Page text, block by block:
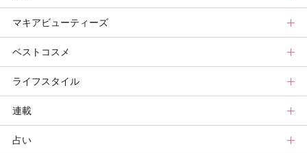
メイク診断
新色コスメスウォッチ
ビューティ速報
ヘアカタログ
ヘアまとめ
ヘア診断
ニュース
ボディケアまとめ
ボディケア診断
美活トップ
美活グランプリ
ヘルスケア・ダイエット
マキアビューティーズ
マキアビューティーズトップ
TOPビューティーズ一覧
ビューティーズ一覧
記事ランキング
ベストコスメ
ベストコスメトップ
ベストコスメ
読者ベスコス
ライフスタイル
ライフスタイルトップ
ニュース
連載
連載トップ
占い